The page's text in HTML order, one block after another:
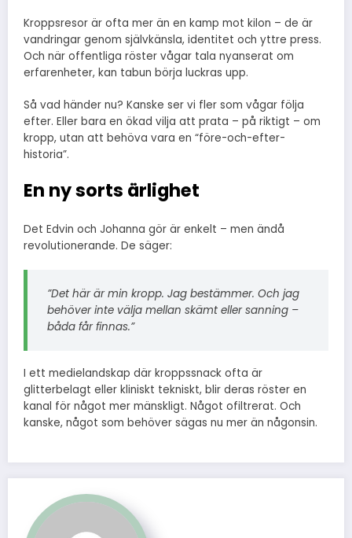
Kroppsresor är ofta mer än en kamp mot kilon – de är
vandringar genom självkänsla, identitet och yttre press.
Och när offentliga röster vågar tala nyanserat om
erfarenheter, kan tabun börja luckras upp.
Så vad händer nu? Kanske ser vi fler som vågar följa
efter. Eller bara en ökad vilja att prata – på riktigt – om
kropp, utan att behöva vara en “före-och-efter-
historia”.
En ny sorts ärlighet
Det Edvin och Johanna gör är enkelt – men ändå
revolutionerande. De säger:
”Det här är min kropp. Jag bestämmer. Och jag
behöver inte välja mellan skämt eller sanning –
båda får finnas.”
I ett medielandskap där kroppssnack ofta är
glitterbelagt eller kliniskt tekniskt, blir deras röster en
kanal för något mer mänskligt. Något ofiltrerat. Och
kanske, något som behöver sägas nu mer än någonsin.